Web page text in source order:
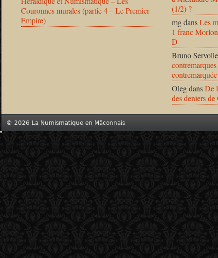
Couronnes murales (partie 4 – Le Premier
Empire)
(1/2) ?
mgdansLes
1 franc
D
Bruno Servolle
OlegdansDe
des deniers
© 2026 La Numismatique en Mâconnais